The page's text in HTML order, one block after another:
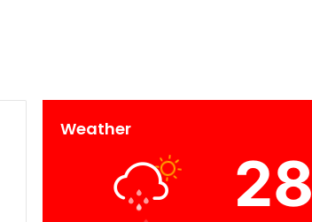
Weather
28